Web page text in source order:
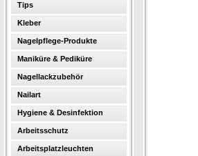
Tips
Kleber
Nagelpflege-Produkte
Maniküre & Pediküre
Nagellackzubehör
Nailart
Hygiene & Desinfektion
Arbeitsschutz
Arbeitsplatzleuchten